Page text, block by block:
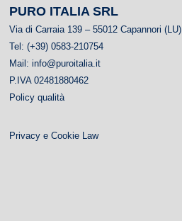
PURO ITALIA SRL
Via di Carraia 139 – 55012 Capannori (LU)
Tel: (+39) 0583-210754
Mail:info@puroitalia.it
P.IVA 02481880462
Policy qualità
Privacy e Cookie Law